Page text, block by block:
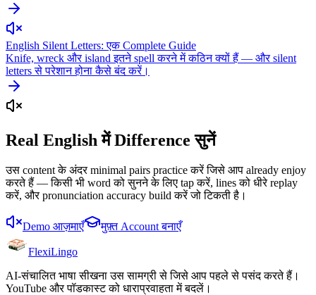
English Silent Letters: एक Complete Guide
Knife, wreck और island इतने spell करने में कठिन क्यों हैं — और silent
letters से परेशान होना कैसे बंद करें।
Real English में Difference सुनें
उस content के अंदर minimal pairs practice करें जिसे आप already enjoy
करते हैं — किसी भी word को सुनने के लिए tap करें, lines को धीरे replay
करें, और pronunciation accuracy build करें जो टिकती है।
Demo आज़माएँ मुफ़्त Account बनाएँ
FlexiLingo
AI-संचालित भाषा सीखना उस सामग्री से जिसे आप पहले से पसंद करते हैं।
YouTube और पॉडकास्ट को धाराप्रवाहता में बदलें।